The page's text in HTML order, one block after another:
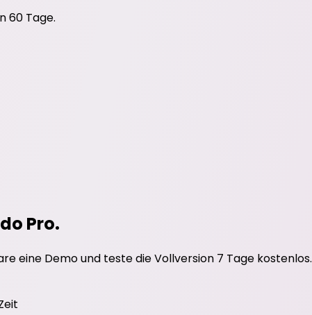
60 Tage.
Pro.
eine Demo und teste die Vollversion 7 Tage kostenlos.